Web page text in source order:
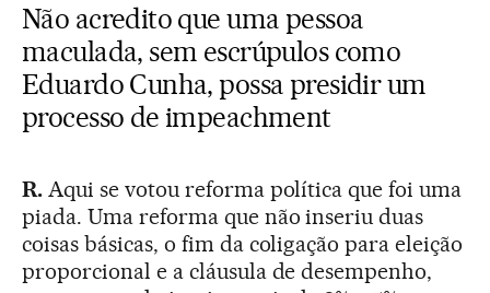
Não acredito que uma pessoa
maculada, sem escrúpulos como
Eduardo Cunha, possa presidir um
processo de impeachment
R.Aqui se votou reforma política que foi uma
piada. Uma reforma que não inseriu duas
coisas básicas, o fim da coligação para eleição
proporcional e a cláusula de desempenho,